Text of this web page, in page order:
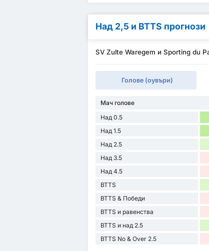
Над 2,5 и BTTS прогнози
SV Zulte Waregem и Sporting du
Голове (оувъри)
Мач голове
Над 0.5
Над 1.5
Над 2.5
Над 3.5
Над 4.5
BTTS
BTTS & Победи
BTTS и равенства
BTTS и над 2.5
BTTS No & Over 2.5